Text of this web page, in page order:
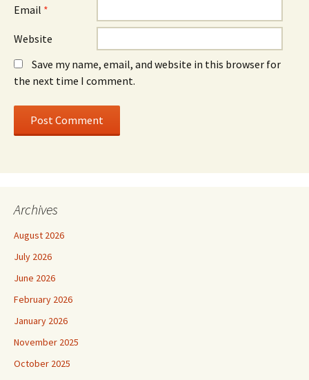
Email *
Website
Save my name, email, and website in this browser for
the next time I comment.
Archives
August 2026
July 2026
June 2026
February 2026
January 2026
November 2025
October 2025